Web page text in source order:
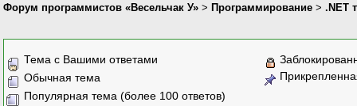
Форум программистов «Весельчак У» > Программирование > .NET
Тема с Вашими ответами
Обычная тема
Популярная тема (более 100 ответов)